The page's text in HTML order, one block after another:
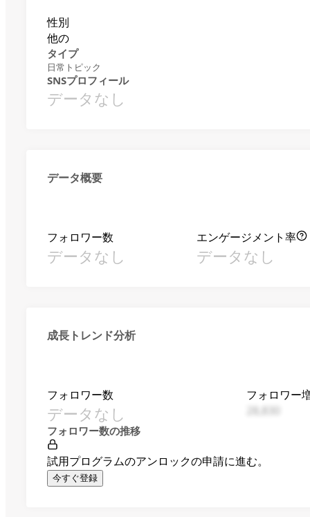
性別
他の
タイプ
日常トピック
SNSプロフィール
データなし
データ概要
フォロワー数
データなし
エンゲージメント率
データなし
成長トレンド分析
フォロワー数
データなし
フォロワー
フォロワー数の推移
試用プログラムのアンロックの申請に進む。
今すぐ登録